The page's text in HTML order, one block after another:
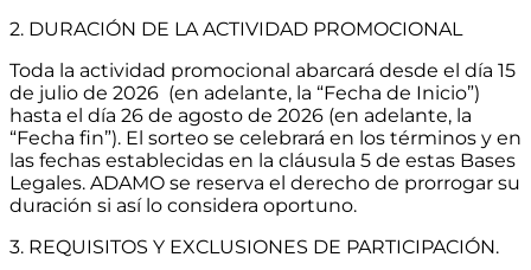
2. DURACIÓN DE LA ACTIVIDAD PROMOCIONAL
Toda la actividad promocional abarcará desde el día 15
de julio de 2026 (en adelante, la “Fecha de Inicio”)
hasta el día 26 de agosto de 2026 (en adelante, la
“Fecha fin”). El sorteo se celebrará en los términos y en
las fechas establecidas en la cláusula 5 de estas Bases
Legales. ADAMO se reserva el derecho de prorrogar su
duración si así lo considera oportuno.
3. REQUISITOS Y EXCLUSIONES DE PARTICIPACIÓN.